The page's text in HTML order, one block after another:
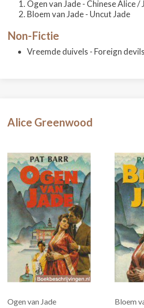
Ogen van Jade - Chinese Alice /
Bloem van Jade - Uncut Jade
Non-Fictie
Vreemde duivels - Foreign devils
Alice Greenwood
Ogen van Jade Bloem